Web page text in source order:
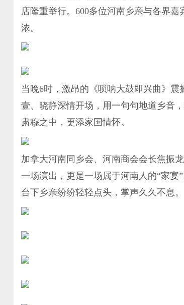
店隆重举行。600多位河南乡亲与各界
浓。
当晚6时，激昂的《唢呐大鼓即兴曲》
壹、晓静深情开场，用一句句地道乡音
肃穆之中，更添家国情怀。
加拿大河南同乡会、河南商会会长焦振
一场演出，更是一场属于河南人的“家宴
台下乡亲纷纷轻轻点头，掌声久久不息。